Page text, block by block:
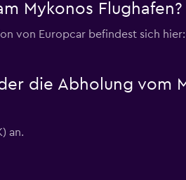
Mykonos Flughafen?
von Europcar befindest sich
die Abholung vom
an.